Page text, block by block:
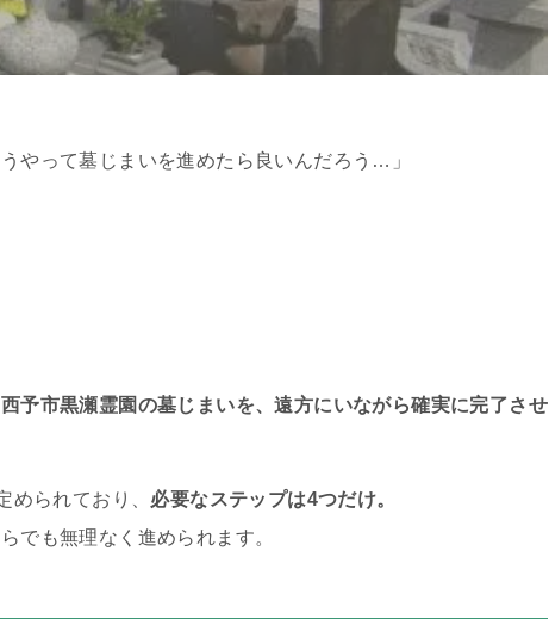
やって墓じまいを進めたら良いんだろう…」
西予市黒瀬霊園の墓じまいを、遠方にいながら確実に完了させ
られており、 必要なステップは4つだけ。
でも無理なく進められます。